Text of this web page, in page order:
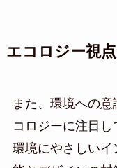
エコロジー視
また、環境への
コロジーに注目
環境にやさしい